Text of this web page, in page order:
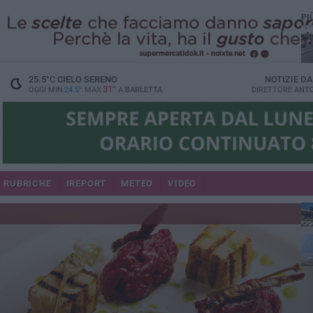
25.5°CCIELO SERENO
OGGI MIN 24.5° MAX 31° A BARLETTA
NOTIZIE
DIRETTORE
RUBRICHE IREPORT METEO VIDEO